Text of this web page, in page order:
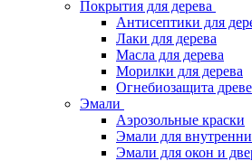
Покрытия для дерева
Антисептики для
Лаки для дерева
Масла для дерева
Морилки для дерева
Огнебиозащита
Эмали
Аэрозольные краски
Эмали для
Эмали для окон и